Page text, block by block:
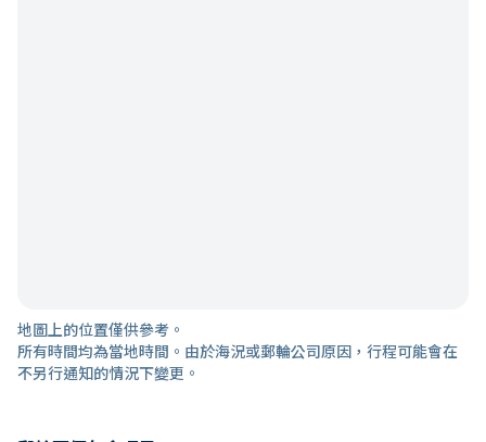
地圖上的位置僅供參考。
所有時間均為當地時間。由於海況或郵輪公司原因，行程可能會在
不另行通知的情況下變更。